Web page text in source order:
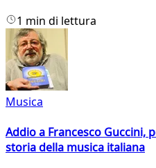
1 min di lettura
Musica
Addio a Francesco Guccini,
storia della musica italiana